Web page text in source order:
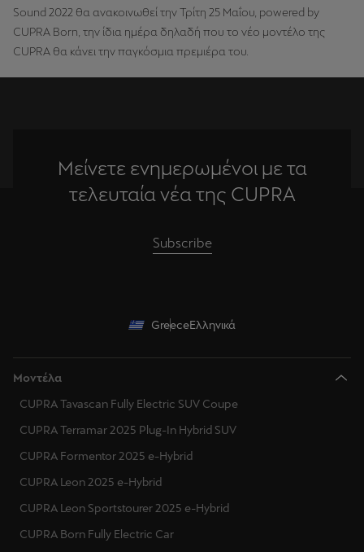
Sound 2022 θα ανακοινωθεί την Τρίτη 25 Μαΐου, powered by
CUPRA Born, την ίδια ημέρα δηλαδή που το νέο μοντέλο της
CUPRA θα κάνει την παγκόσμια πρεμιέρα του.
Μείνετε ενημερωμένοι με τα
τελευταία νέα της CUPRA
Subscribe
GreeceΕλληνικά
Μοντέλα
CUPRA Tavascan Fully Electric SUV Coupe
CUPRA Terramar 2025 Plug-In Hybrid SUV
CUPRA Formentor 2025 e-Hybrid
CUPRA Leon 2025 e-Hybrid
CUPRA Leon Sportstourer 2025 e-Hybrid
CUPRA Born Fully Electric Car